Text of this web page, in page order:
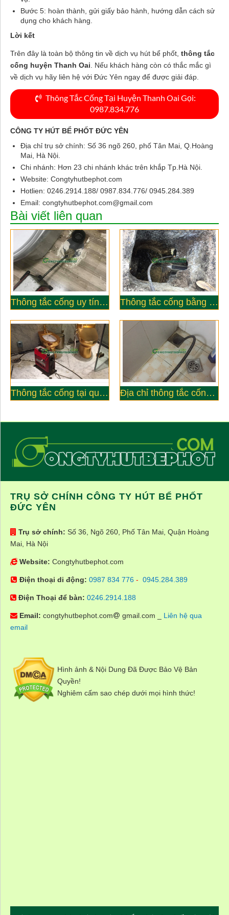
Bước 5: hoàn thành, gửi giấy bảo hành, hướng dẫn cách sử
dụng cho khách hàng.
Lời kết
Trên đây là toàn bộ thông tin về dịch vụ hút bể phốt, thông tắc
cống huyện Thanh Oai . Nếu khách hàng còn có thắc mắc gì
về dịch vụ hãy liên hệ với Đức Yên ngay để được giải đáp.
Thông Tắc Cống Tại Huyện Thanh Oai Gọi:
0987.834.776
CÔNG TY HÚT BỂ PHỐT ĐỨC YÊN
Địa chỉ trụ sở chính: Số 36 ngõ 260, phố Tân Mai, Q.Hoàng
Mai, Hà Nội.
Chi nhánh: Hơn 23 chi nhánh khác trên khắp Tp.Hà Nội.
Website: Congtyhutbephot.com
Hotlien: 0246.2914.188/ 0987.834.776/ 0945.284.389
Email: congtyhutbephot.com@gmail.com
Bài viết liên quan
Thông tắc cống uy tín giá rẻ tại Cầu Giấy Thông tắc cống bằng máy lò xo tại quận Đống Đa ở đâu uy tín?
Thông tắc cống tại quận Hà Đông của công ty nào uy tín? Địa chỉ thông tắc cống tại quận Ba Đình ở đâu uy tín?
TRỤ SỞ CHÍNH CÔNG TY HÚT BỂ PHỐT
ĐỨC YÊN
Trụ sở chính: Số 36, Ngõ 260, Phố Tân Mai, Quận Hoàng
Mai, Hà Nội
Website: Congtyhutbephot.com
Điện thoại di động: 0987 834 776 - 0945.284.389
Điện Thoại để bàn: 0246.2914.188
Email: congtyhutbephot.com gmail.com _ Liên hệ qua
email
Hình ảnh & Nội Dung Đã Được Bảo Vệ Bản
Quyền!
Nghiêm cấm sao chép dưới mọi hình thức!